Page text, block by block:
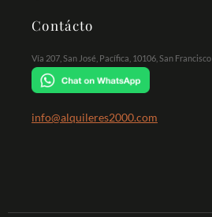
Contácto
Vía 207, San José, Pacífica, 10106, San
info@alquileres2000.com